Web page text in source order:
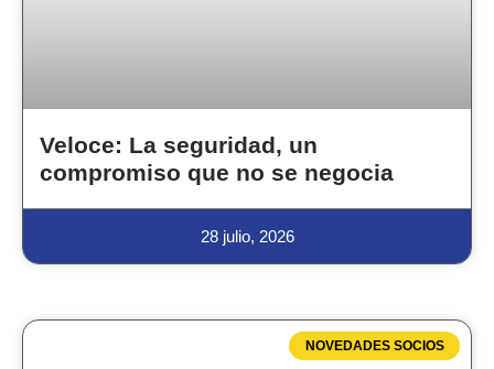
Veloce: La seguridad, un
compromiso que no se negocia
28 julio, 2026
NOVEDADES SOCIOS